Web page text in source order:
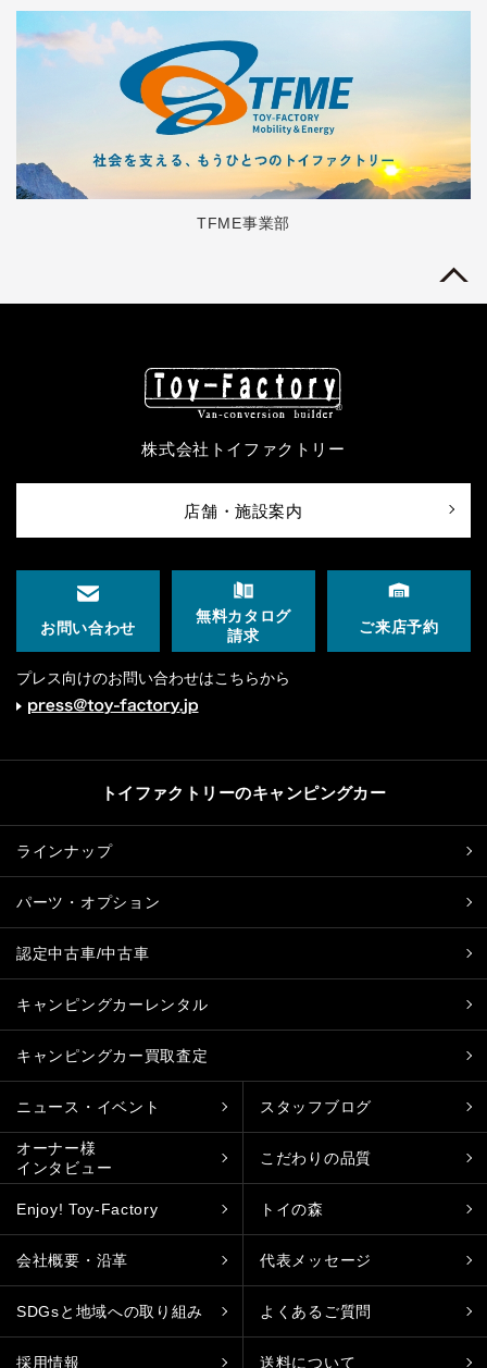
TFME事業部
株式会社トイファクトリー
店舗・施設案内
お問い合わせ
無料カタログ
請求
ご来店予約
プレス向けのお問い合わせはこちらから
トイファクトリーのキャンピングカー
ラインナップ
パーツ・オプション
認定中古車/中古車
キャンピングカーレンタル
キャンピングカー買取査定
ニュース・イベント スタッフブログ
オーナー様
インタビュー
こだわりの品質
Enjoy! Toy-Factory トイの森
会社概要・沿革 代表メッセージ
SDGsと地域への取り組み よくあるご質問
採用情報 送料について